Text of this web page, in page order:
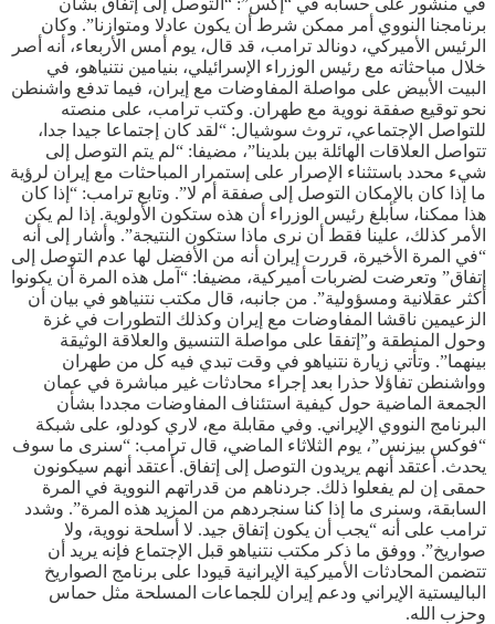
في منشور على حسابه في “إكس”: “التوصل إلى إتفاق بشأن
برنامجنا النووي أمر ممكن شرط أن يكون عادلا ومتوازنا”. وكان
الرئيس الأميركي، دونالد ترامب، قد قال، يوم أمس الأربعاء، أنه أصر
خلال مباحثاته مع رئيس الوزراء الإسرائيلي، بنيامين نتنياهو، في
البيت الأبيض على مواصلة المفاوضات مع إيران، فيما تدفع واشنطن
نحو توقيع صفقة نووية مع طهران. وكتب ترامب، على منصته
للتواصل الإجتماعي، تروث سوشيال: “لقد كان إجتماعا جيدا جدا،
تتواصل العلاقات الهائلة بين بلدينا”، مضيفا: “لم يتم التوصل إلى
شيء محدد باستثناء الإصرار على إستمرار المباحثات مع إيران لرؤية
ما إذا كان بالإمكان التوصل إلى صفقة أم لا”. وتابع ترامب: “إذا كان
هذا ممكنا، سأبلغ رئيس الوزراء أن هذه ستكون الأولوية. إذا لم يكن
الأمر كذلك، علينا فقط أن نرى ماذا ستكون النتيجة”. وأشار إلى أنه
“في المرة الأخيرة، قررت إيران أنه من الأفضل لها عدم التوصل إلى
إتفاق” وتعرضت لضربات أميركية، مضيفا: “آمل هذه المرة أن يكونوا
أكثر عقلانية ومسؤولية”. من جانبه، قال مكتب نتنياهو في بيان أن
الزعيمين ناقشا المفاوضات مع إيران وكذلك التطورات في غزة
وحول المنطقة و”إتفقا على مواصلة التنسيق والعلاقة الوثيقة
بينهما”. وتأتي زيارة نتنياهو في وقت تبدي فيه كل من طهران
وواشنطن تفاؤلا حذرا بعد إجراء محادثات غير مباشرة في عمان
الجمعة الماضية حول كيفية استئناف المفاوضات مجددا بشأن
البرنامج النووي الإيراني. وفي مقابلة مع، لاري كودلو، على شبكة
“فوكس بيزنس”، يوم الثلاثاء الماضي، قال ترامب: “سنرى ما سوف
يحدث. أعتقد أنهم يريدون التوصل إلى إتفاق. أعتقد أنهم سيكونون
حمقى إن لم يفعلوا ذلك. جردناهم من قدراتهم النووية في المرة
السابقة، وسنرى ما إذا كنا سنجردهم من المزيد هذه المرة”. وشدد
ترامب على أنه “يجب أن يكون إتفاق جيد. لا أسلحة نووية، ولا
صواريخ”. ووفق ما ذكر مكتب نتنياهو قبل الإجتماع فإنه يريد أن
تتضمن المحادثات الأميركية الإيرانية قيودا على برنامج الصواريخ
الباليستية الإيراني ودعم إيران للجماعات المسلحة مثل حماس
وحزب الله.